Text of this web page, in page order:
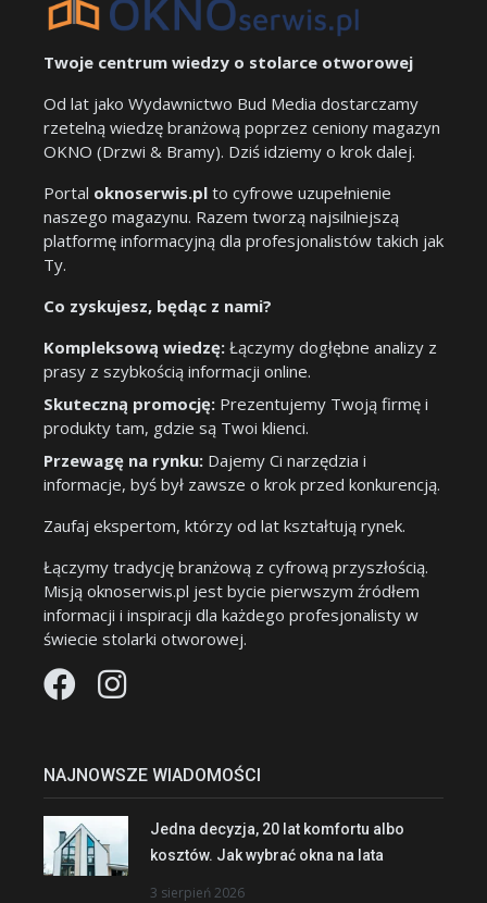
Twoje centrum wiedzy o stolarce otworowej
Od lat jako Wydawnictwo Bud Media dostarczamy
rzetelną wiedzę branżową poprzez ceniony magazyn
OKNO (Drzwi & Bramy). Dziś idziemy o krok dalej.
Portal oknoserwis.pl to cyfrowe uzupełnienie
naszego magazynu. Razem tworzą najsilniejszą
platformę informacyjną dla profesjonalistów takich jak
Ty.
Co zyskujesz, będąc z nami?
Kompleksową wiedzę: Łączymy dogłębne analizy z
prasy z szybkością informacji online.
Skuteczną promocję: Prezentujemy Twoją firmę i
produkty tam, gdzie są Twoi klienci.
Przewagę na rynku: Dajemy Ci narzędzia i
informacje, byś był zawsze o krok przed konkurencją.
Zaufaj ekspertom, którzy od lat kształtują rynek.
Łączymy tradycję branżową z cyfrową przyszłością.
Misją oknoserwis.pl jest bycie pierwszym źródłem
informacji i inspiracji dla każdego profesjonalisty w
świecie stolarki otworowej.
NAJNOWSZE WIADOMOŚCI
Jedna decyzja, 20 lat komfortu albo
kosztów. Jak wybrać okna na lata
3 sierpień 2026